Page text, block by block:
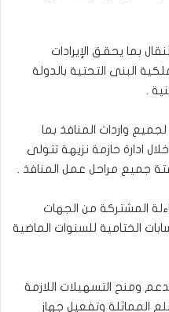
بما يحقق الإيرادات
البنى التحتية بالدولة
.
لجميع واردات المنافذ بما
ادارة حازمة نزيهة تتولى
جميع مراحل عمل المنافذ .
المشتركة من الجهات
الختامية للسنوات الماضية
ومنح التسهيلات اللازمة
المماثلة وتفعيل جهاز